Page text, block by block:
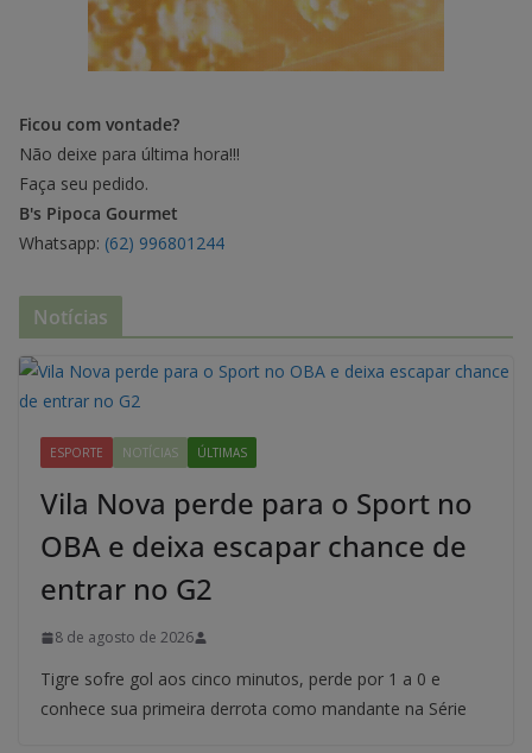
Ficou com vontade?
Não deixe para última hora!!!
Faça seu pedido.
B's Pipoca Gourmet
Whatsapp: (62) 996801244
Notícias
ESPORTE NOTÍCIAS ÚLTIMAS
Vila Nova perde para o Sport no
OBA e deixa escapar chance de
entrar no G2
8 de agosto de 2026
Tigre sofre gol aos cinco minutos, perde por 1 a 0 e
conhece sua primeira derrota como mandante na Série